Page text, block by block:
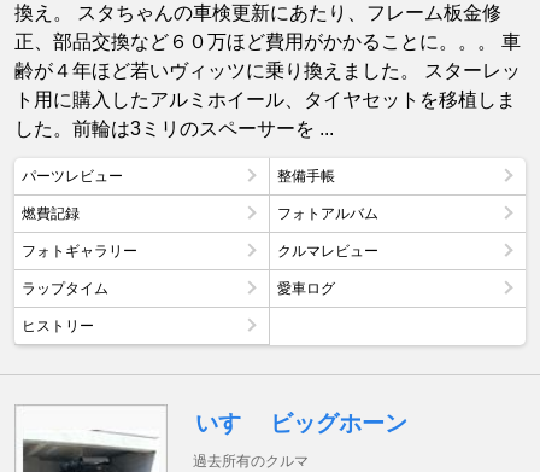
換え。 スタちゃんの車検更新にあたり、フレーム板金修
正、部品交換など６０万ほど費用がかかることに。。。 車
齢が４年ほど若いヴィッツに乗り換えました。 スターレッ
ト用に購入したアルミホイール、タイヤセットを移植しま
した。前輪は3ミリのスペーサーを ...
パーツレビュー 整備手帳
燃費記録 フォトアルバム
フォトギャラリー クルマレビュー
ラップタイム 愛車ログ
ヒストリー
いすゞ ビッグホーン
過去所有のクルマ